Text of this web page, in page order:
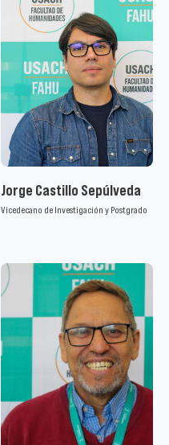
Jorge Castillo Sepúlveda
Vicedecano de Investigación y Postgrado